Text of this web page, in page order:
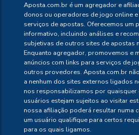
Aposta.com.br é um agregador e
donos ou operadores de jogo online
serviços de apostas. Oferecemos um
informativo, incluindo análises e
subjetivas de outros sites de apostas
Enquanto agregador, promovemos e
anúncios com links para serviços de
outros provedores. Aposta.com.br
a nenhum dos sites externos ligados
nos responsabilizamos por quaisquer
usuários estejam sujeitos ao visitar
nossa afiliação poderá resultar numa
um usuário qualifique para certos
para os quais ligamos.